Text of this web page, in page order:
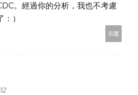
。經過你的分析，我也不考慮
）
回覆